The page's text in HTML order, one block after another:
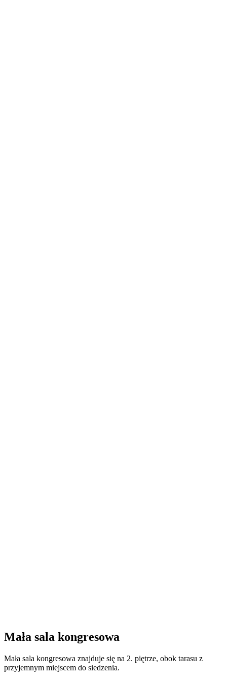
Mała sala kongresowa
Mała sala kongresowa znajduje się na 2. piętrze, obok tarasu z
przyjemnym miejscem do siedzenia.